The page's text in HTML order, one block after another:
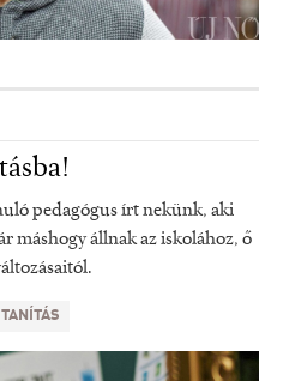
pedagógus írt nekünk, aki
máshogy állnak az iskolához, ő
TANÍTÁS